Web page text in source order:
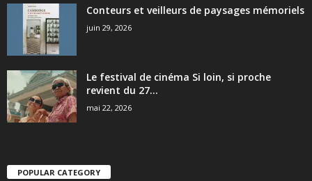
Conteurs et veilleurs de paysages mémoriels
juin 29, 2026
Le festival de cinéma Si loin, si proche
revient du 27...
mai 22, 2026
POPULAR CATEGORY